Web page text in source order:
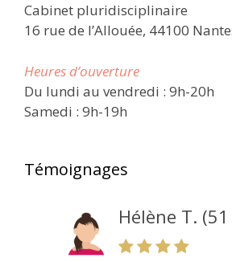
Cabinet pluridisciplinaire
16 rue de l’Allouée, 44100
Heures d’ouverture
Du lundi au vendredi : 9h-20h
Samedi : 9h-19h
Témoignages
Hélène T.